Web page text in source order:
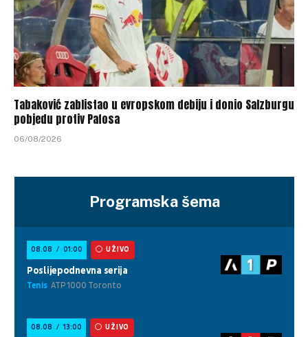
Tabaković zablistao u evropskom debiju i donio Salzburgu
pobjedu protiv Pafosa
06/08/2026
Programska šema